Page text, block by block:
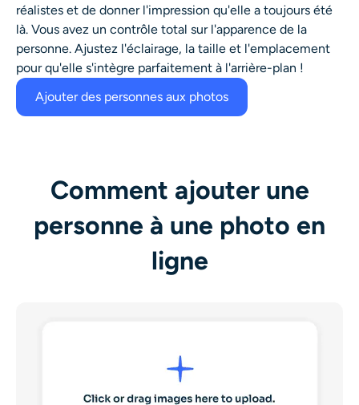
réalistes et de donner l'impression qu'elle a toujours été
là. Vous avez un contrôle total sur l'apparence de la
personne. Ajustez l'éclairage, la taille et l'emplacement
pour qu'elle s'intègre parfaitement à l'arrière-plan !
Ajouter des personnes aux photos
Comment ajouter une
personne à une photo en
ligne